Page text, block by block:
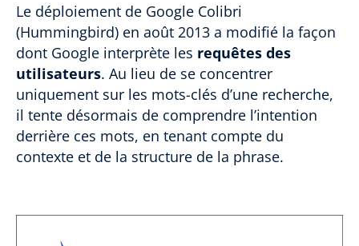
Le déploiement de Google Colibri
(Hummingbird) en août 2013 a modifié la façon
dont Google interprète les requêtes des
utilisateurs. Au lieu de se concentrer
uniquement sur les mots-clés d’une recherche,
il tente désormais de comprendre l’intention
derrière ces mots, en tenant compte du
contexte et de la structure de la phrase.